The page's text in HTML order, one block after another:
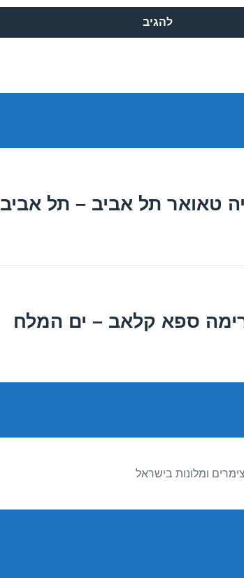
טאואר תל אביב – תל אביב
ספא קלאב – ים המלח
ומלונות בישראל